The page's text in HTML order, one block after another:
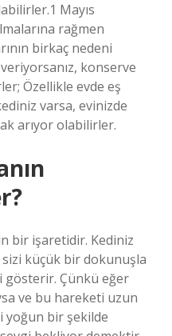
Mayıs
rağmen
birkaç nedeni
konserve
Özellikle evde eş
varsa, evinizde
arıyor olabilirler.
bir işaretidir. Kediniz
sizi küçük bir dokunuşla
gösterir. Çünkü eğer
ve bu hareketi uzun
yoğun bir şekilde